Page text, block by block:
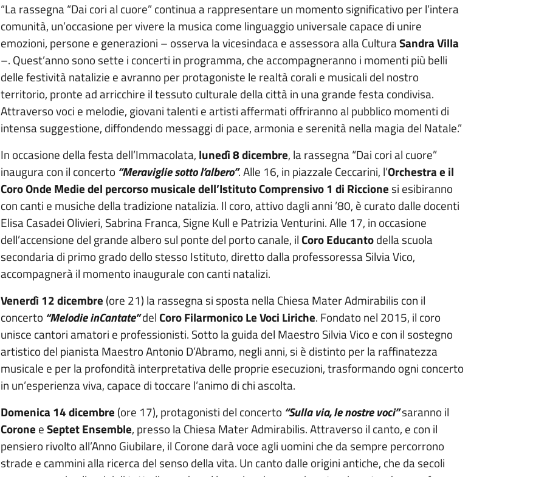
“La rassegna “Dai cori al cuore” continua a rappresentare un momento significativo per l’intera
comunità, un’occasione per vivere la musica come linguaggio universale capace di unire
emozioni, persone e generazioni – osserva la vicesindaca e assessora alla CulturaSandra Villa
–. Quest’anno sono sette i concerti in programma, che accompagneranno i momenti più belli
delle festività natalizie e avranno per protagoniste le realtà corali e musicali del nostro
territorio, pronte ad arricchire il tessuto culturale della città in una grande festa condivisa.
Attraverso voci e melodie, giovani talenti e artisti affermati offriranno al pubblico momenti di
intensa suggestione, diffondendo messaggi di pace, armonia e serenità nella magia del Natale.”
In occasione della festa dell’Immacolata, lunedì 8 dicembre, la rassegna “Dai cori al cuore”
inaugura con il concerto “Meraviglie sotto l’albero”. Alle 16, in piazzale Ceccarini, l’Orchestra e il
Coro Onde Medie del percorso musicale dell’Istituto Comprensivo 1 di Riccione si esibiranno
con canti e musiche della tradizione natalizia. Il coro, attivo dagli anni ’80, è curato dalle docenti
Elisa Casadei Olivieri, Sabrina Franca, Signe Kull e Patrizia Venturini. Alle 17, in occasione
dell’accensione del grande albero sul ponte del porto canale, il Coro Educantodella scuola
secondaria di primo grado dello stesso Istituto, diretto dalla professoressa Silvia Vico,
accompagnerà il momento inaugurale con canti natalizi.
Venerdì 12 dicembre (ore 21) la rassegna si sposta nella Chiesa Mater Admirabilis con il
concerto “Melodie inCantate”del Coro Filarmonico Le Voci Liriche. Fondato nel 2015, il coro
unisce cantori amatori e professionisti. Sotto la guida del Maestro Silvia Vico e con il sostegno
artistico del pianista Maestro Antonio D’Abramo, negli anni, si è distinto per la raffinatezza
musicale e per la profondità interpretativa delle proprie esecuzioni, trasformando ogni concerto
in un’esperienza viva, capace di toccare l’animo di chi ascolta.
Domenica 14 dicembre (ore 17), protagonisti del concerto “Sulla via, le nostre voci”saranno il
Corone eSeptet Ensemble, presso la Chiesa Mater Admirabilis. Attraverso il canto, e con il
pensiero rivolto all’Anno Giubilare, il Corone darà voce agli uomini che da sempre percorrono
strade e cammini alla ricerca del senso della vita. Un canto dalle origini antiche, che da secoli